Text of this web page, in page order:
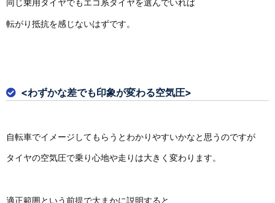
同じ乗用タイヤでもエコ系タイヤを選んでいれば
転がり抵抗を感じないはずです。
<わずかな差でも印象が変わる空気圧>
自転車でイメージしてもらうとわかりやすいかなと思うのですが
タイヤの空気圧で乗り心地や走りは大きく変わります。
適正範囲という前提で大まかに説明すると